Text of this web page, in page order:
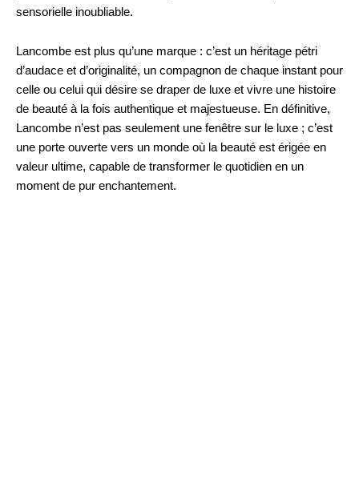
sensorielle inoubliable.
Lancombe est plus qu’une marque : c’est un héritage pétri
d’audace et d’originalité, un compagnon de chaque instant pour
celle ou celui qui désire se draper de luxe et vivre une histoire
de beauté à la fois authentique et majestueuse. En définitive,
Lancombe n’est pas seulement une fenêtre sur le luxe ; c’est
une porte ouverte vers un monde où la beauté est érigée en
valeur ultime, capable de transformer le quotidien en un
moment de pur enchantement.